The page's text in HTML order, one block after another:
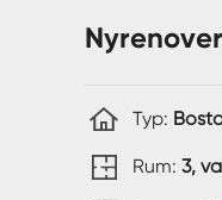
Typ:
Rum: 3,